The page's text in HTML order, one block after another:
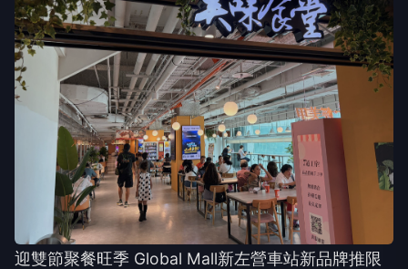
迎雙節聚餐旺季 Global Mall新左營車站新品牌推限